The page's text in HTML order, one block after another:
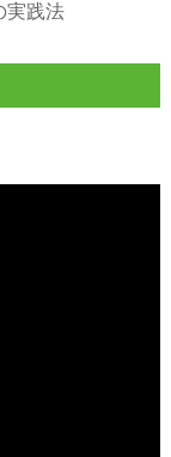
実践法